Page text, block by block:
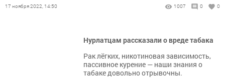
17 ноября 2022, 14:50 1007 0 0
Нурлатцам рассказали о вреде табака
Рак лёгких, никотиновая зависимость,
пассивное курение — наши знания о
табаке довольно отрывочны.